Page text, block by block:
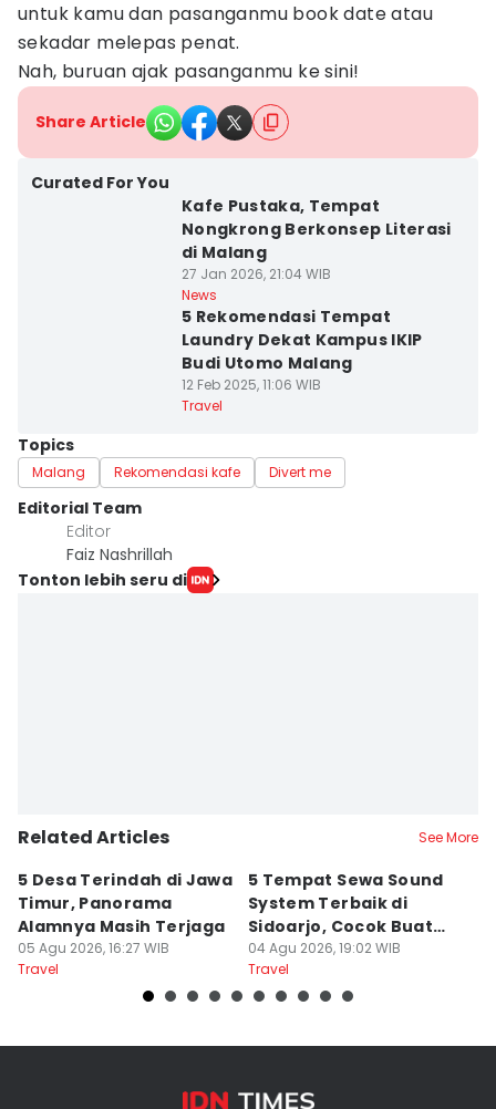
untuk kamu dan pasanganmu book date atau
sekadar melepas penat.
Nah, buruan ajak pasanganmu ke sini!
Share Article
Curated For You
Kafe Pustaka, Tempat
Nongkrong Berkonsep Literasi
di Malang
27 Jan 2026, 21:04 WIB
News
5 Rekomendasi Tempat
Laundry Dekat Kampus IKIP
Budi Utomo Malang
12 Feb 2025, 11:06 WIB
Travel
Topics
Malang Rekomendasi kafe Divert me
Editorial Team
Editor
Faiz Nashrillah
Tonton lebih seru di
Related Articles See More
5 Desa Terindah di Jawa
Timur, Panorama
Alamnya Masih Terjaga
05 Agu 2026, 16:27 WIB
Travel
5 Tempat Sewa Sound
System Terbaik di
Sidoarjo, Cocok Buat
Agustusan
04 Agu 2026, 19:02 WIB
Travel